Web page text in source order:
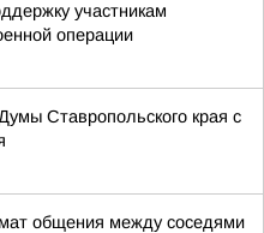
участникам
операции
Ставропольского края с
общения между соседями